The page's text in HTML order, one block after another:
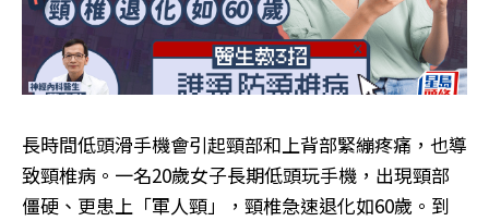
長時間低頭滑手機會引起頸部和上背部緊繃疼痛，也導
致頸椎病。一名20歲女子長期低頭玩手機，出現頸部
僵硬、更患上「軍人頸」，頸椎急速退化如60歲。到